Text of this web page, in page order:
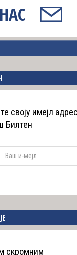
своју имејл
Билтен
скромним